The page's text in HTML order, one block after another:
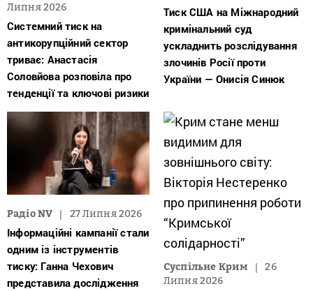
Липня 2026
Системний тиск на
антикорупційний сектор
триває: Анастасія
Соловйова розповіла про
тенденції та ключові ризики
Тиск США на Міжнародний
кримінальний суд
ускладнить розслідування
злочинів Росії проти
України — Онисія Синюк
Радіо NV 27 Липня 2026
Інформаційні кампанії стали
одним із інструментів
тиску: Ганна Чехович
представила дослідження
Суспільне Крим
26
Липня 2026